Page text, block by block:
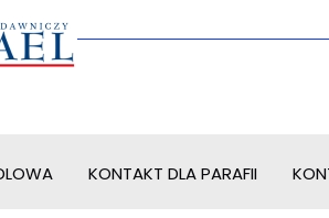
KONTAKT DLA PARAFII